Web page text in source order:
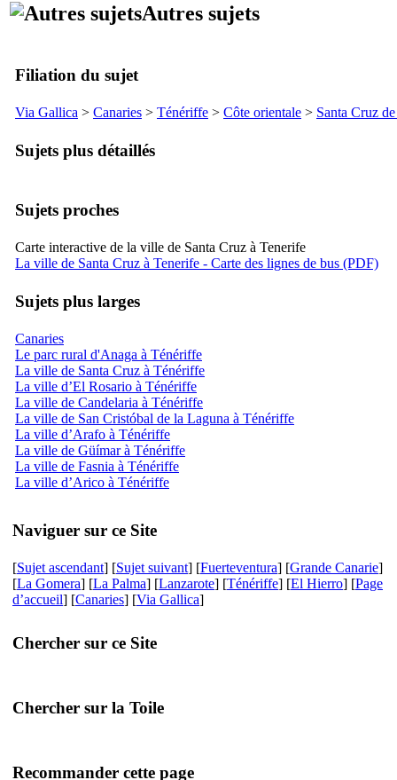
Autres sujets
Filiation du sujet
Via Gallica > Canaries > Ténériffe > Côte orientale > Santa Cruz
Sujets plus détaillés
Sujets proches
Carte interactive de la ville de Santa Cruz à Tenerife
La ville de Santa Cruz à Tenerife - Carte des lignes de bus (PDF)
Sujets plus larges
Canaries
Le parc rural d'Anaga à Ténériffe
La ville de Santa Cruz à Ténériffe
La ville d’El Rosario à Ténériffe
La ville de Candelaria à Ténériffe
La ville de San Cristóbal de la Laguna à Ténériffe
La ville d’Arafo à Ténériffe
La ville de Güímar à Ténériffe
La ville de Fasnia à Ténériffe
La ville d’Arico à Ténériffe
Naviguer sur ce Site
[Sujet ascendant] [Sujet suivant] [Fuerteventura] [Grande Canarie]
[La Gomera] [La Palma] [Lanzarote] [Ténériffe] [El Hierro] [Page
d’accueil] [Canaries] [Via Gallica]
Chercher sur ce Site
Chercher sur la Toile
Recommander cette page